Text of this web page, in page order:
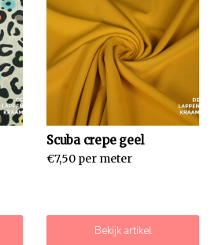
Scuba crepe geel
€7,50 per meter
Bekijk artikel